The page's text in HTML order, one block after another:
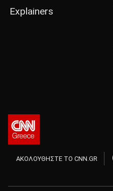
Explainers
ΑΚΟΛΟΥΘΗΣΤΕ ΤΟ CNN.GR